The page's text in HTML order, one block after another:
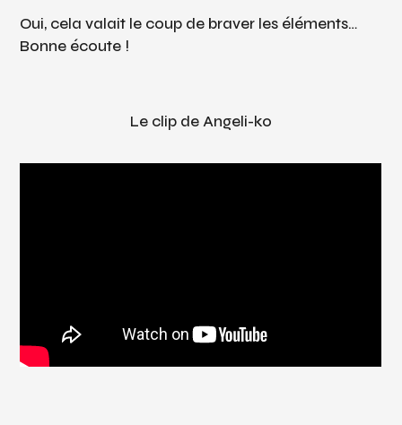
Oui, cela valait le coup de braver les éléments…
Bonne écoute !
Le clip de Angeli-ko